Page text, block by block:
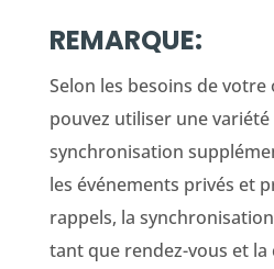
REMARQUE:
Selon les besoins de
pouvez utiliser une variété
synchronisation
les événements privés et
rappels, la
tant que rendez-vous et